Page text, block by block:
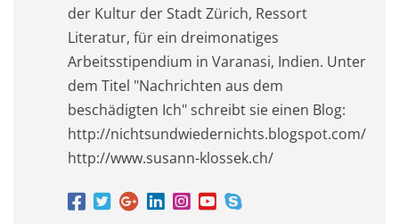
der Kultur der Stadt Zürich, Ressort
Literatur, für ein dreimonatiges
Arbeitsstipendium in Varanasi, Indien. Unter
dem Titel "Nachrichten aus dem
beschädigten Ich" schreibt sie einen Blog:
http://nichtsundwiedernichts.blogspot.com/
http://www.susann-klossek.ch/